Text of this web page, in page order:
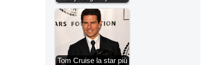
Tom Cruise la star più